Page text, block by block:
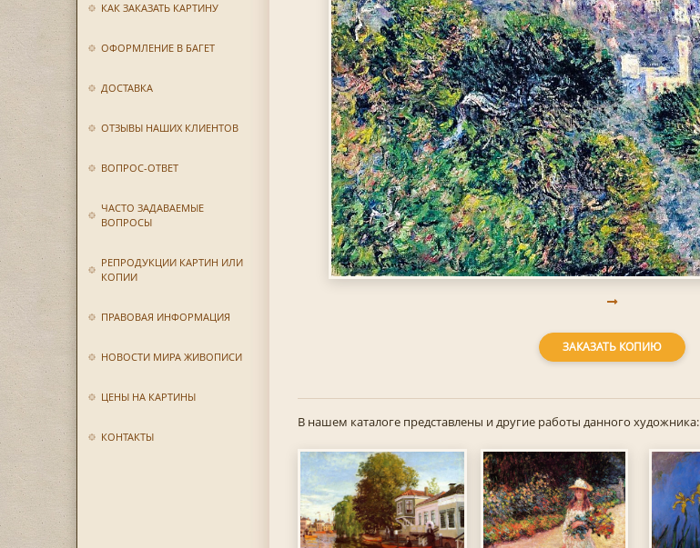
КАК ЗАКАЗАТЬ КАРТИНУ
ОФОРМЛЕНИЕ В БАГЕТ
ДОСТАВКА
ОТЗЫВЫ НАШИХ КЛИЕНТОВ
ВОПРОС-ОТВЕТ
ЧАСТО ЗАДАВАЕМЫЕ
ВОПРОСЫ
РЕПРОДУКЦИИ КАРТИН ИЛИ
КОПИИ
ПРАВОВАЯ ИНФОРМАЦИЯ
НОВОСТИ МИРА ЖИВОПИСИ
ЦЕНЫ НА КАРТИНЫ
КОНТАКТЫ
ЗАКАЗАТЬ КОПИЮ
В нашем каталоге представлены и другие работы данного художника: